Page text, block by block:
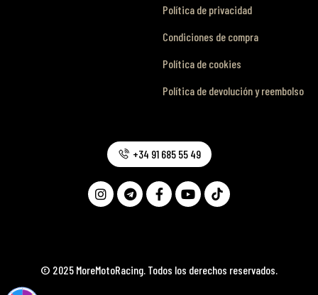
Política de privacidad
Condiciones de compra
Política de cookies
Política de devolución y reembolso
© 2025 MoreMotoRacing. Todos los derechos reservados.
+34 91 685 55 49